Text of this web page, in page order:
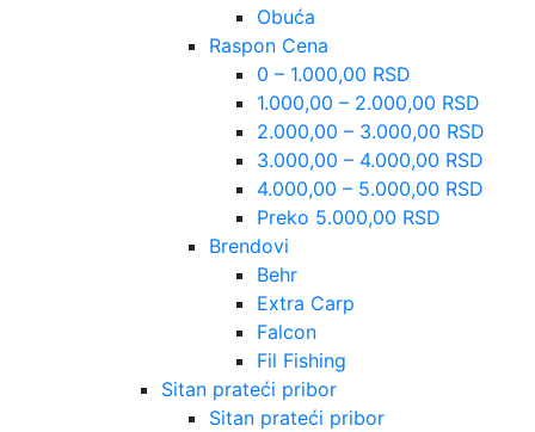
Obuća
Raspon Cena
0 – 1.000,00 RSD
1.000,00 – 2.000,00 RSD
2.000,00 – 3.000,00 RSD
3.000,00 – 4.000,00 RSD
4.000,00 – 5.000,00 RSD
Preko 5.000,00 RSD
Brendovi
Behr
Extra Carp
Falcon
Fil Fishing
Sitan prateći pribor
Sitan prateći pribor